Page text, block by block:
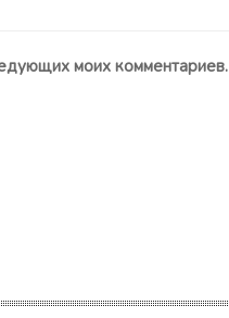
моих комментариев.